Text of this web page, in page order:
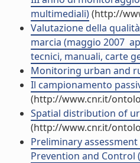
multimediali)(http://
Valutazione della
marcia (maggio 2007 
tecnici, manuali, carte
Monitoring urban and
Il campionamento
(http://www.cnr.it/
Spatial distribution of
(http://www.cnr.it/
Preliminary
Prevention and